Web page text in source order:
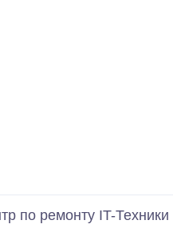
по ремонту IT-Техники